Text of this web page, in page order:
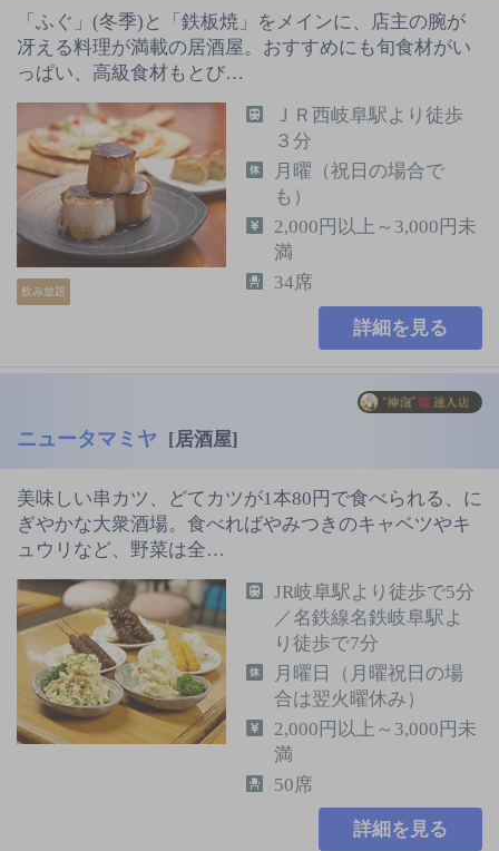
「ふぐ」(冬季)と「鉄板焼」をメインに、店主の腕が
冴える料理が満載の居酒屋。おすすめにも旬食材がい
っぱい、高級食材もとび…
飲み放題
ＪＲ西岐阜駅より徒歩
３分
月曜（祝日の場合で
も）
2,000円以上～3,000円未
満
34席
詳細を見る
ニュータマミヤ [居酒屋]
美味しい串カツ、どてカツが1本80円で食べられる、に
ぎやかな大衆酒場。食べればやみつきのキャベツやキ
ュウリなど、野菜は全…
JR岐阜駅より徒歩で5分
／名鉄線名鉄岐阜駅よ
り徒歩で7分
月曜日（月曜祝日の場
合は翌火曜休み）
2,000円以上～3,000円未
満
50席
詳細を見る